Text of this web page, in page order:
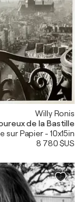
Willy Ronis
de la Bastille
sur Papier - 10x15in
8 780 $US